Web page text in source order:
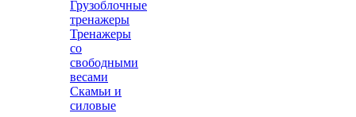
Грузоблочные
тренажеры
Тренажеры
со
свободными
весами
Скамьи и
силовые